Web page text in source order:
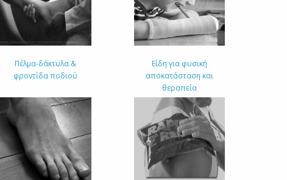
Πέλμα-δάκτυλα &
φροντίδα ποδιού
Είδη για φυσική
αποκατάσταση και
θεραπεία